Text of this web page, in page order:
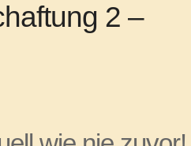
2 –